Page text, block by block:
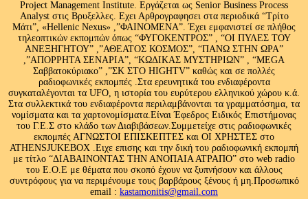
Project Management Institute. Εργάζεται ως Senior Business Process
Analyst στις Βρυξελλες. Εχει Αρθρογραφησει στα περιοδικά “Τρίτο
Μάτι”, «Hellenic Nexus» ,”ΦΑΙΝΟΜΕΝΑ”. Έχει εμφανιστεί σε πλήθος
τηλεοπτικών εκπομπών όπως “ΦΥΓΟΚΕΝΤΡΟΣ” , “ΟΙ ΠΥΛΕΣ ΤΟΥ
ΑΝΕΞΗΓΗΤΟΥ” ,”ΑΘΕΑΤΟΣ ΚΟΣΜΟΣ”, “ΠΑΝΩ ΣΤΗΝ ΩΡΑ”
,”ΑΠΟΡΡΗΤΑ ΣΕΝΑΡΙΑ”, “ΚΩΔΙΚΑΣ ΜΥΣΤΗΡΙΩΝ” , “MEGA
Σαββατοκύριακο” ,”ΣΚ ΣΤΟ HIGHTV” καθώς και σε πολλές
ραδιοφωνικές εκπομπές .Στα ερευνητικά του ενδιαφέροντα
συγκαταλέγονται τα UFO, η ιστορία του ευρύτερου ελληνικού χώρου κ.ά.
Στα συλλεκτικά του ενδιαφέροντα περιλαμβάνονται τα γραμματόσημα, τα
νομίσματα και τα χαρτονομίσματα.Είναι Έφεδρος Ειδικός Επιστήμονας
του Γ.Ε.Σ στο κλάδο των Διαβιβάσεων.Συμμετείχε στις ραδιοφωνικές
εκπομπές ΑΓΝΩΣΤΟΙ ΕΠΙΣΚΕΠΤΕΣ και ΟΙ ΧΡΗΣΤΕΣ στο
ATHENSJUKEBOX .Ειχε επισης και την δική του ραδιοφωνική εκπομπή
με τίτλο “ΔΙΑΒΑΙΝΟΝΤΑΣ ΤΗΝ ΑΝΟΠΑΙΑ ΑΤΡΑΠΟ” στο web radio
του Ε.Ο.Ε με θέματα που σκοπό έχουν να ξυπνήσουν και άλλους
συντρόφους για να περιμένουμε τους βαρβάρους ξένους ή μη.Προσωπικό
email : kastamonitis@gmail.com